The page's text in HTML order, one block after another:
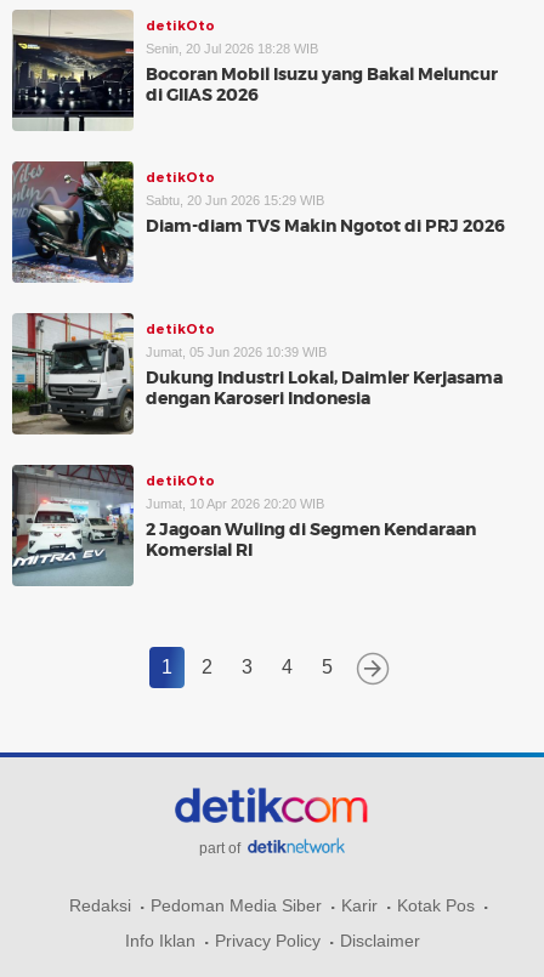
detikOto
Senin, 20 Jul 2026 18:28 WIB
Bocoran Mobil Isuzu yang Bakal Meluncur
di GIIAS 2026
detikOto
Sabtu, 20 Jun 2026 15:29 WIB
Diam-diam TVS Makin Ngotot di PRJ 2026
detikOto
Jumat, 05 Jun 2026 10:39 WIB
Dukung Industri Lokal, Daimler Kerjasama
dengan Karoseri Indonesia
detikOto
Jumat, 10 Apr 2026 20:20 WIB
2 Jagoan Wuling di Segmen Kendaraan
Komersial RI
1 2 3 4 5
part of
Redaksi Pedoman Media Siber Karir
Kotak Pos
Info Iklan
Privacy Policy Disclaimer